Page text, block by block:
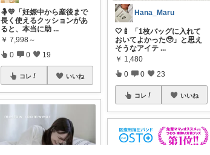
🤱💛「妊娠中から産後まで
長く使えるクッションがあ
ると、本当に助 ...
￥ 7,998～
0 0 19
コレ いいね
Hana_Maru
🤍🍼 「1枚バッグに入れて
おいてよかった🥹」と思え
そうなアイテ ...
￥ 1,480
0 0 23
コレ いいね